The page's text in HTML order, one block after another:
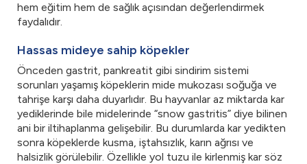
hem eğitim hem de sağlık açısından değerlendirmek
faydalıdır.
Hassas mideye sahip köpekler
Önceden gastrit, pankreatit gibi sindirim sistemi
sorunları yaşamış köpeklerin mide mukozası soğuğa ve
tahrişe karşı daha duyarlıdır. Bu hayvanlar az miktarda kar
yediklerinde bile midelerinde “snow gastritis” diye bilinen
ani bir iltihaplanma gelişebilir. Bu durumlarda kar yedikten
sonra köpeklerde kusma, iştahsızlık, karın ağrısı ve
halsizlik görülebilir. Özellikle yol tuzu ile kirlenmiş kar söz